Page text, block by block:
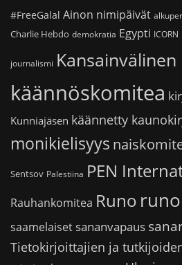
#FreeGalal Ainon nimipäivät
Charlie Hebdo demokratia Egypti ICORN
journalismi Kansainvälinen
käännöskomitea
Kunniajäsen käännetty
monikielisyys
Sentsov Palestiina PEN
Rauhankomitea Runo
saamelaiset sananvapaus
Tietokirjoittajien ja